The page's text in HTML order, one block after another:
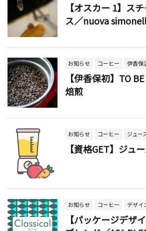
【オスカー 1】ス
ス／nuova
お知らせ コーヒー 伊香保
【伊香保初】TO
焙煎
お知らせ コーヒー ジュー
【資格GET】ジュ
お知らせ コーヒー デザイ
【パッケージデザ